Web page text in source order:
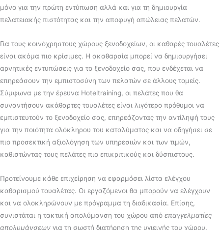
μόνο για την πρώτη εντύπωση αλλά και για τη δημιουργία
πελατειακής πιστότητας και την αποφυγή απώλειας πελατών.
Για τους κοινόχρηστους χώρους ξενοδοχείων, οι καθαρές τουαλέτες
είναι ακόμα πιο κρίσιμες. Η ακαθαρσία μπορεί να δημιουργήσει
αρνητικές εντυπώσεις για το ξενοδοχείο σας, που ενδέχεται να
επηρεάσουν την εμπιστοσύνη των πελατών σε άλλους τομείς.
Σύμφωνα με την έρευνα Hoteltraining, οι πελάτες που θα
συναντήσουν ακάθαρτες τουαλέτες είναι λιγότερο πρόθυμοι να
εμπιστευτούν το ξενοδοχείο σας, επηρεάζοντας την αντίληψή τους
για την ποιότητα ολόκληρου του καταλύματος και να οδηγήσει σε
πιο προσεκτική αξιολόγηση των υπηρεσιών και των τιμών,
καθιστώντας τους πελάτες πιο επικριτικούς και δύσπιστους.
Προτείνουμε κάθε επιχείρηση να εφαρμόσει λίστα ελέγχου
καθαρισμού τουαλέτας. Οι εργαζόμενοι θα μπορούν να ελέγχουν
και να ολοκληρώνουν με πρόγραμμα τη διαδικασία. Επίσης,
συνιστάται η τακτική απολύμανση του χώρου από επαγγελματίες
απολυμάνσεων για τη σωστή διατήρηση της υγιεινής του χώρου.